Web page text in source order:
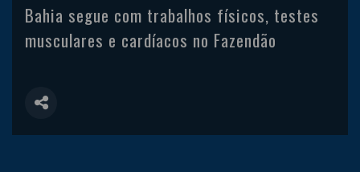
Bahia segue com trabalhos físicos, testes
musculares e cardíacos no Fazendão